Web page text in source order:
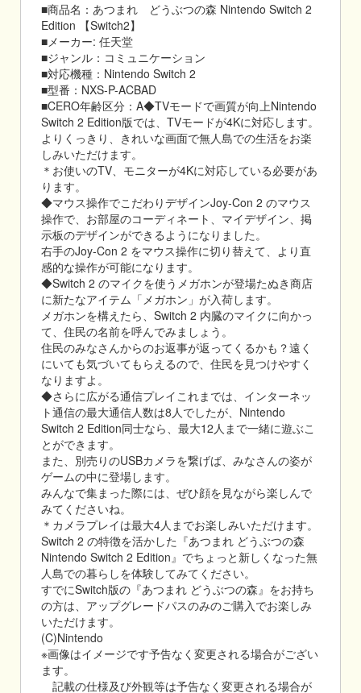
■商品名：あつまれ どうぶつの森 Nintendo Switch 2
Edition 【Switch2】
■メーカー: 任天堂
■ジャンル：コミュニケーション
■対応機種：Nintendo Switch 2
■型番：NXS-P-ACBAD
■CERO年齢区分：A◆TVモードで画質が向上Nintendo
Switch 2 Edition版では、TVモードが4Kに対応します。
よりくっきり、きれいな画面で無人島での生活をお楽
しみいただけます。
＊お使いのTV、モニターが4Kに対応している必要があ
ります。
◆マウス操作でこだわりデザインJoy-Con 2 のマウス
操作で、お部屋のコーディネート、マイデザイン、掲
示板のデザインができるようになりました。
右手のJoy-Con 2 をマウス操作に切り替えて、より直
感的な操作が可能になります。
◆Switch 2 のマイクを使うメガホンが登場たぬき商店
に新たなアイテム「メガホン」が入荷します。
メガホンを構えたら、Switch 2 内臓のマイクに向かっ
て、住民の名前を呼んでみましょう。
住民のみなさんからのお返事が返ってくるかも？遠く
にいても気づいてもらえるので、住民を見つけやすく
なりますよ。
◆さらに広がる通信プレイこれまでは、インターネッ
ト通信の最大通信人数は8人でしたが、Nintendo
Switch 2 Edition同士なら、最大12人まで一緒に遊ぶこ
とができます。
また、別売りのUSBカメラを繋げば、みなさんの姿が
ゲームの中に登場します。
みんなで集まった際には、ぜひ顔を見ながら楽しんで
みてくださいね。
＊カメラプレイは最大4人までお楽しみいただけます。
Switch 2 の特徴を活かした『あつまれ どうぶつの森
Nintendo Switch 2 Edition』でちょっと新しくなった無
人島での暮らしを体験してみてください。
すでにSwitch版の『あつまれ どうぶつの森』をお持ち
の方は、アップグレードパスのみのご購入でお楽しみ
いただけます。
(C)Nintendo
※画像はイメージです予告なく変更される場合がござい
ます。
記載の仕様及び外観等は予告なく変更される場合が